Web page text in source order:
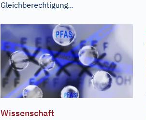
Gleichberechtigung...
Wissenschaft